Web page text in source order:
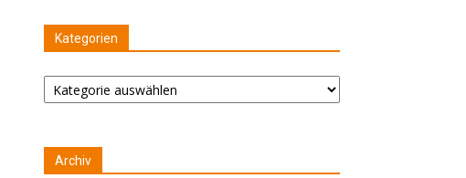
Kategorien
Kategorien
Archiv